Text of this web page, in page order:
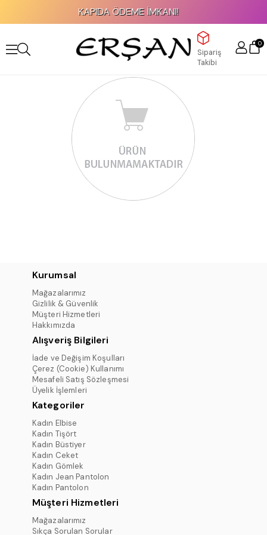
KAPIDA ÖDEME İMKANI!
Sipariş
Takibi
0
Kurumsal
Mağazalarımız
Gizlilik & Güvenlik
Müşteri Hizmetleri
Hakkımızda
Alışveriş Bilgileri
İade ve Değişim Koşulları
Çerez (Cookie) Kullanımı
Mesafeli Satış Sözleşmesi
Üyelik İşlemleri
Kategoriler
Kadın Elbise
Kadın Tişört
Kadın Büstiyer
Kadın Ceket
Kadın Gömlek
Kadın Jean Pantolon
Kadın Pantolon
Müşteri Hizmetleri
Mağazalarımız
Sıkça Sorulan Sorular